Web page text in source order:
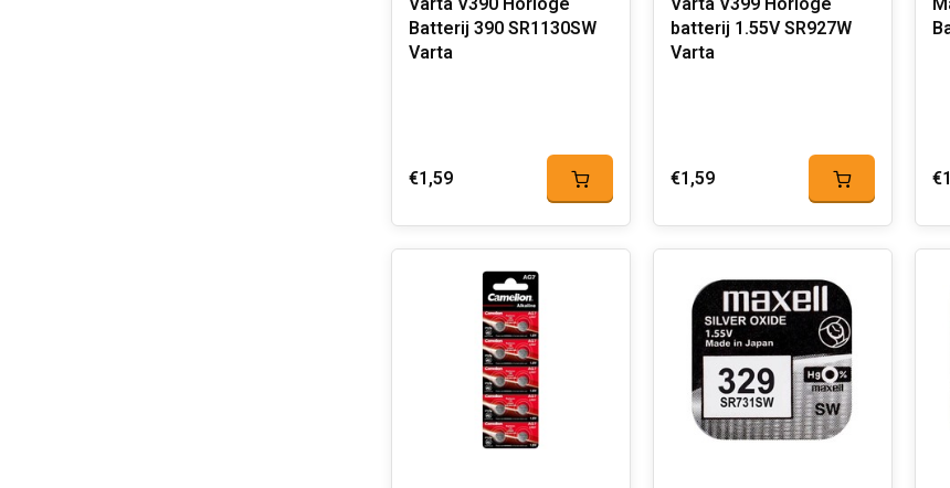
Batterij 390 SR1130SW
Varta
€1,59
batterij 1.55V SR927W
Varta
€1,59